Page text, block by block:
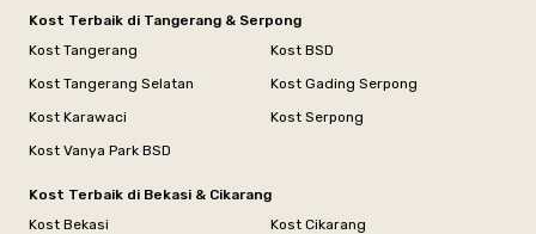
Kost Terbaik di Tangerang & Serpong
Kost Tangerang
Kost BSD
Kost Tangerang Selatan
Kost Gading Serpong
Kost Karawaci
Kost Serpong
Kost Vanya Park BSD
Kost Terbaik di Bekasi & Cikarang
Kost Bekasi
Kost Cikarang